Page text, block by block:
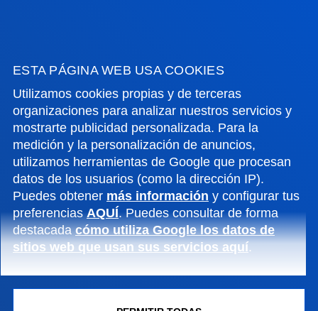
ESTA PÁGINA WEB USA COOKIES
Utilizamos cookies propias y de terceras
organizaciones para analizar nuestros servicios y
mostrarte publicidad personalizada. Para la
medición y la personalización de anuncios,
utilizamos herramientas de Google que procesan
datos de los usuarios (como la dirección IP).
Puedes obtener más información y configurar tus
preferenciasAQUÍ. Puedes consultar de forma
destacadacómo utiliza Google los datos de
sitios web que usan sus servicios aquí.
Campus San Sebastián
Conoce el campus
+34 943 326 600
Contacto
Sede Vitoria
Conoce la sede
+34 945 010 114
Contacto